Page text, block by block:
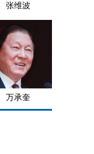
张维波
万承奎